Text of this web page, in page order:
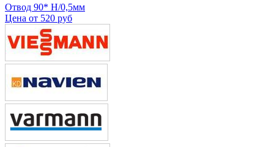
Отвод 90* Н/0,5мм
Цена от 520 руб